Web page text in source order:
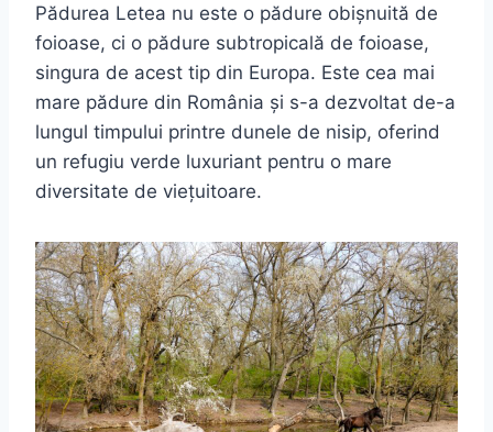
Pădurea Letea nu este o pădure obișnuită de
foioase, ci o pădure subtropicală de foioase,
singura de acest tip din Europa. Este cea mai
mare pădure din România și s-a dezvoltat de-a
lungul timpului printre dunele de nisip, oferind
un refugiu verde luxuriant pentru o mare
diversitate de viețuitoare.